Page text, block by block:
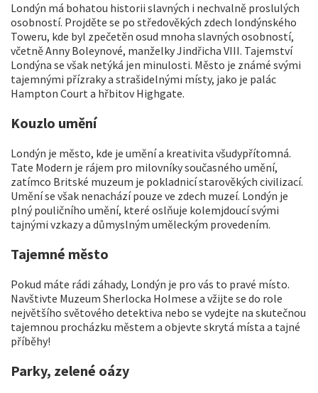
Londýn má bohatou historii slavných i nechvalně proslulých
osobností. Projděte se po středověkých zdech londýnského
Toweru, kde byl zpečetěn osud mnoha slavných osobností,
včetně Anny Boleynové, manželky Jindřicha VIII. Tajemství
Londýna se však netýká jen minulosti. Město je známé svými
tajemnými přízraky a strašidelnými místy, jako je palác
Hampton Court a hřbitov Highgate.
Kouzlo umění
Londýn je město, kde je umění a kreativita všudypřítomná.
Tate Modern je rájem pro milovníky současného umění,
zatímco Britské muzeum je pokladnicí starověkých civilizací.
Umění se však nenachází pouze ve zdech muzeí. Londýn je
plný pouličního umění, které oslňuje kolemjdoucí svými
tajnými vzkazy a důmyslným uměleckým provedením.
Tajemné město
Pokud máte rádi záhady, Londýn je pro vás to pravé místo.
Navštivte Muzeum Sherlocka Holmese a vžijte se do role
největšího světového detektiva nebo se vydejte na skutečnou
tajemnou procházku městem a objevte skrytá místa a tajné
příběhy!
Parky, zelené oázy